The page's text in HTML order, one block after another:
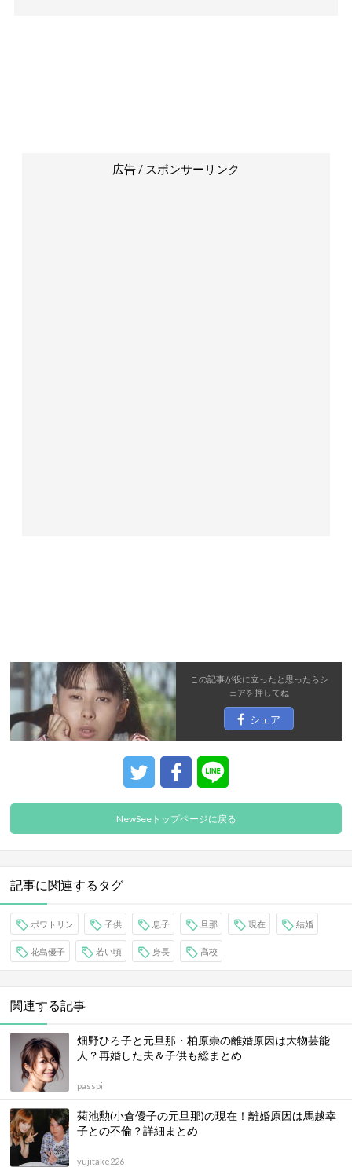
広告 / スポンサーリンク
この記事が役に立ったと思ったらシ
ェアを押してね
シェア
NewSeeトップページに戻る
記事に関連するタグ
ポワトリン 子供 息子 旦那 現在 結婚
花島優子 若い頃 身長 高校
関連する記事
畑野ひろ子と元旦那・柏原崇の離婚原因は大物芸能
人？再婚した夫＆子供も総まとめ
passpi
菊池勲(小倉優子の元旦那)の現在！離婚原因は馬越幸
子との不倫？詳細まとめ
yujitake226